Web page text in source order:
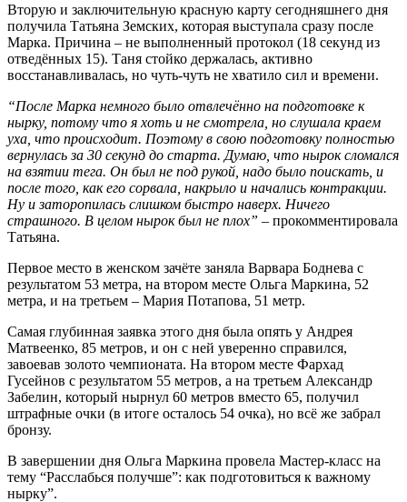
Вторую и заключительную красную карту сегодняшнего дня
получила Татьяна Земских, которая выступала сразу после
Марка. Причина – не выполненный протокол (18 секунд из
отведённых 15). Таня стойко держалась, активно
восстанавливалась, но чуть-чуть не хватило сил и времени.
“После Марка немного было отвлечённо на подготовке к
нырку, потому что я хоть и не смотрела, но слушала краем
уха, что происходит. Поэтому в свою подготовку полностью
вернулась за 30 секунд до старта. Думаю, что нырок сломался
на взятии тега. Он был не под рукой, надо было поискать, и
после того, как его сорвала, накрыло и начались контракции.
Ну и заторопилась слишком быстро наверх. Ничего
страшного. В целом нырок был не плох” – прокомментировала
Татьяна.
Первое место в женском зачёте заняла Варвара Боднева с
результатом 53 метра, на втором месте Ольга Маркина, 52
метра, и на третьем – Мария Потапова, 51 метр.
Самая глубинная заявка этого дня была опять у Андрея
Матвеенко, 85 метров, и он с ней уверенно справился,
завоевав золото чемпионата. На втором месте Фархад
Гусейнов с результатом 55 метров, а на третьем Александр
Забелин, который нырнул 60 метров вместо 65, получил
штрафные очки (в итоге осталось 54 очка), но всё же забрал
бронзу.
В завершении дня Ольга Маркина провела Мастер-класс на
тему “Расслабься получше”: как подготовиться к важному
нырку”.